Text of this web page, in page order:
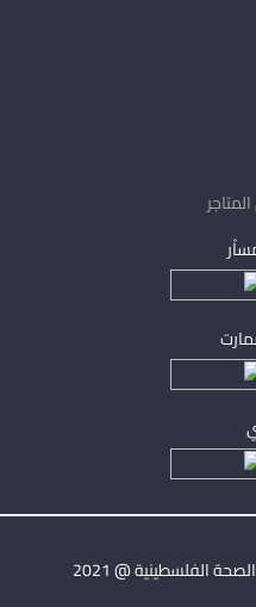
الفلسطينية @ 2021